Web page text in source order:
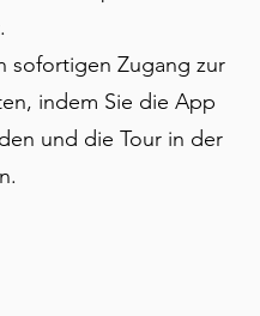
Sie Geschichten von
und Konstantin
wie Bernini, die Rom in
verwandelten. Von
und
erweckt diese Tour
jährige Geschichte zum
sofortigen Zugang zur
indem Sie die App
und die Tour in der